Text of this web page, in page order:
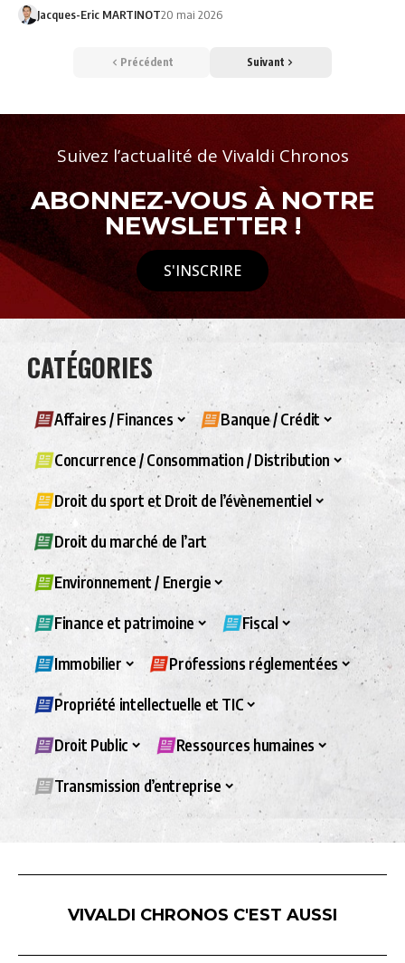
Jacques-Eric MARTINOT20 mai 2026
Précédent Suivant
Suivez l’actualité de Vivaldi Chronos
ABONNEZ-VOUS À NOTRE
NEWSLETTER !
S'INSCRIRE
CATÉGORIES
Affaires / Finances Banque / Crédit
Concurrence / Consommation / Distribution
Droit du sport et Droit de l’évènementiel
Droit du marché de l’art
Environnement / Energie
Finance et patrimoine Fiscal
Immobilier Professions réglementées
Propriété intellectuelle et TIC
Droit Public Ressources humaines
Transmission d’entreprise
VIVALDI CHRONOS C'EST AUSSI